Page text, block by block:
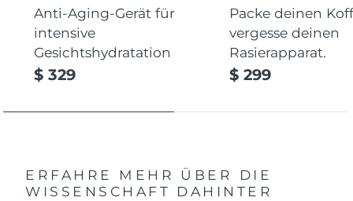
Anti-Aging-Gerät für
intensive
Gesichtshydratation
$ 329
Packe deinen
vergesse deinen
Rasierapparat.
$ 299
ERFAHRE MEHR ÜBER DIE
WISSENSCHAFT DAHINTER